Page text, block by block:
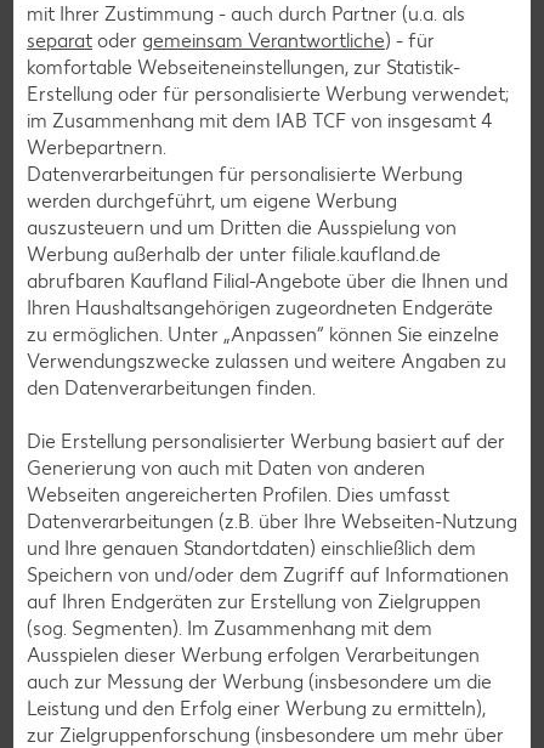
Burger-Rezepte
Pizza-Rezepte
Pasta-Rezepte
Sushi-Rezepte
Raclette-Rezepte
Flammkuchen-Rezepte
Frühstücksrezepte
Spargel-Rezepte
Fleisch-Rezepte
Fisch-Rezepte
Geflügel-Rezepte
Lamm-Rezepte
Grill-Rezepte
Muffin-Rezepte
mit Ihrer Zustimmung - auch durch Partner (u.a. als
separat oder gemeinsam Verantwortliche) - für
komfortable Webseiteneinstellungen, zur Statistik-
Erstellung oder für personalisierte Werbung verwendet;
im Zusammenhang mit dem IAB TCF von insgesamt 4
Werbepartnern.
Datenverarbeitungen für personalisierte Werbung
werden durchgeführt, um eigene Werbung
auszusteuern und um Dritten die Ausspielung von
Werbung außerhalb der unter filiale.kaufland.de
abrufbaren Kaufland Filial-Angebote über die Ihnen und
Ihren Haushaltsangehörigen zugeordneten Endgeräte
zu ermöglichen. Unter „Anpassen“ können Sie einzelne
Verwendungszwecke zulassen und weitere Angaben zu
den Datenverarbeitungen finden.
Die Erstellung personalisierter Werbung basiert auf der
Generierung von auch mit Daten von anderen
Webseiten angereicherten Profilen. Dies umfasst
Datenverarbeitungen (z.B. über Ihre Webseiten-Nutzung
und Ihre genauen Standortdaten) einschließlich dem
Speichern von und/oder dem Zugriff auf Informationen
auf Ihren Endgeräten zur Erstellung von Zielgruppen
(sog. Segmenten). Im Zusammenhang mit dem
Ausspielen dieser Werbung erfolgen Verarbeitungen
auch zur Messung der Werbung (insbesondere um die
Leistung und den Erfolg einer Werbung zu ermitteln),
zur Zielgruppenforschung (insbesondere um mehr über